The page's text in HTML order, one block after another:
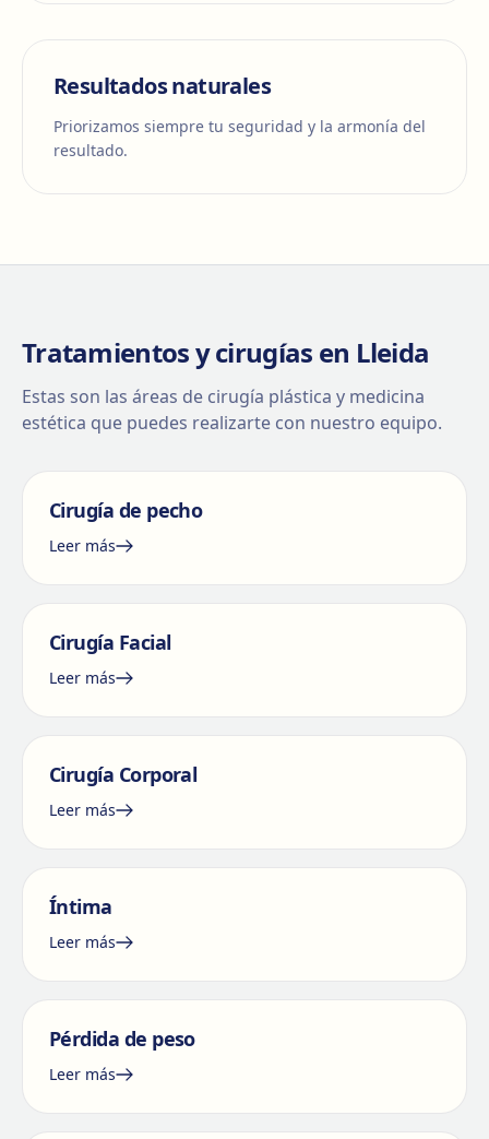
Resultados naturales
Priorizamos siempre tu seguridad y la armonía del
resultado.
Tratamientos y cirugías en Lleida
Estas son las áreas de cirugía plástica y medicina
estética que puedes realizarte con nuestro equipo.
Cirugía de pecho
Leer más
Cirugía Facial
Leer más
Cirugía Corporal
Leer más
Íntima
Leer más
Pérdida de peso
Leer más